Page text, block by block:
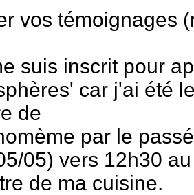
vos témoignages
suis inscrit pour
car j'ai été
de
par le
05) vers 12h30
de ma cuisine.